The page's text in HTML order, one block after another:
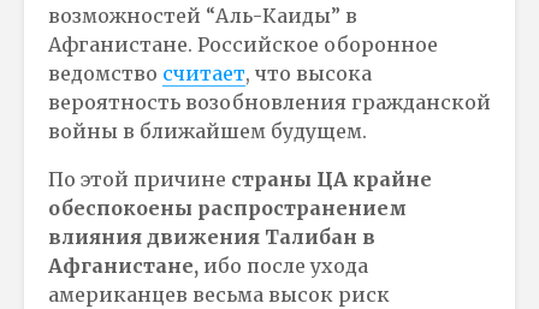
возможностей “Аль-Каиды” в
Афганистане. Российское оборонное
ведомство считает, что высока
вероятность возобновления гражданской
войны в ближайшем будущем.
По этой причине страны ЦА крайне
обеспокоены распространением
влияния движения Талибан в
Афганистане, ибо после ухода
американцев весьма высок риск